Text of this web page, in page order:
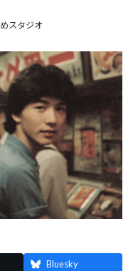
スタジオ
Bluesky